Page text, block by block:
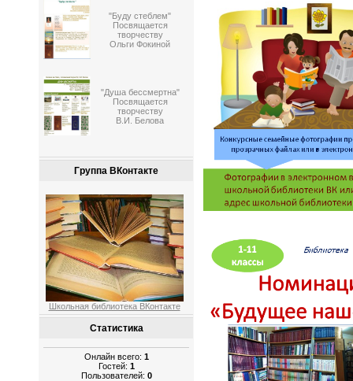
"Буду стеблем"
Посвящается
творчеству
Ольги Фокиной
"Душа бессмертна"
Посвящается
творчеству
В.И. Белова
Группа ВКонтакте
Школьная библиотека ВКонтакте
Статистика
Онлайн всего: 1
Гостей: 1
Пользователей: 0